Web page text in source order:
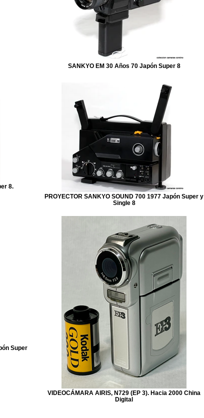
SANKYO EM 30 Años 70 Japón Super 8
8.
PROYECTOR SANKYO SOUND 700 1977 Japón Super y
Single 8
Super
VIDEOCÁMARA AIRIS, N729 (EP 3). Hacia 2000 China
Digital